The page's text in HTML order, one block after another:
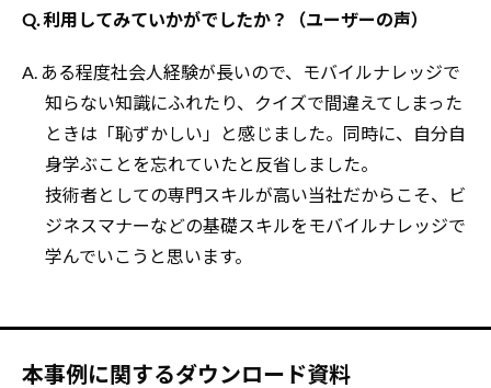
Q. 利用してみていかがでしたか？（ユーザーの声）
A. ある程度社会人経験が長いので、モバイルナレッジで
知らない知識にふれたり、クイズで間違えてしまった
ときは「恥ずかしい」と感じました。同時に、自分自
身学ぶことを忘れていたと反省しました。
技術者としての専門スキルが高い当社だからこそ、ビ
ジネスマナーなどの基礎スキルをモバイルナレッジで
学んでいこうと思います。
本事例に関するダウンロード資料